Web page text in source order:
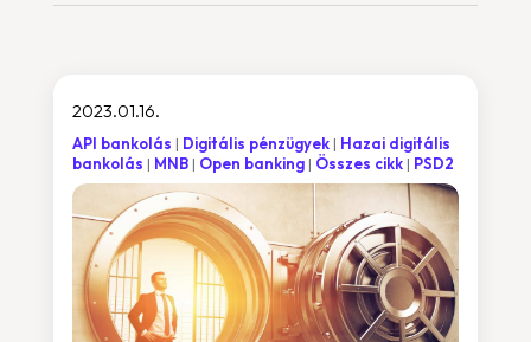
2023.01.16.
API bankolás Digitális pénzügyek
Hazai digitális
bankolás
MNB Open banking Összes cikk PSD2